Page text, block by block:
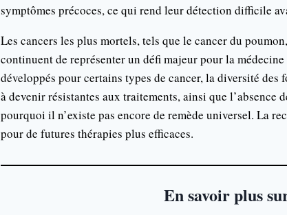
symptômes précoces, ce qui rend leur détection difficile
Les cancers les plus mortels, tels que le cancer du
continuent de représenter un défi majeur pour la
développés pour certains types de cancer, la diversité des
à devenir résistantes aux traitements, ainsi que l’absence
pourquoi il n’existe pas encore de remède universel. La
pour de futures thérapies plus efficaces.
En savoir plus